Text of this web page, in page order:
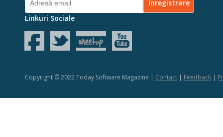
Linkuri Sociale
Copyright © 2022 Today Software Magazine | Contact | Feedback |